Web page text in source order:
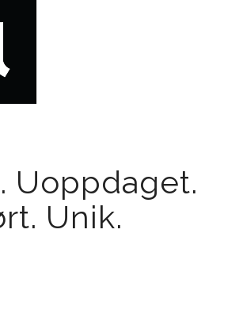
Uoppdaget.
Unik.